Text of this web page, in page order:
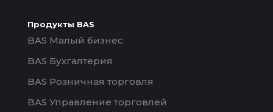
Продукты BAS
BAS Малый бизнес
BAS Бухгалтерия
BAS Розничная торговля
BAS Управление торговлей